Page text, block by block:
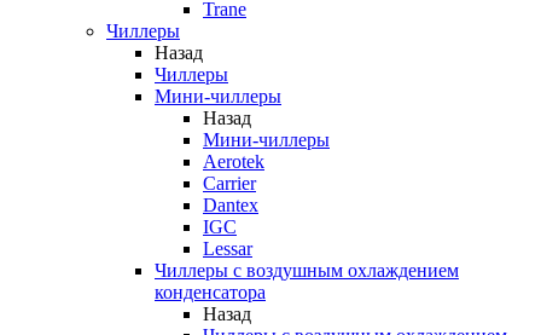
Trane
Чиллеры
Назад
Чиллеры
Мини-чиллеры
Назад
Мини-чиллеры
Aerotek
Carrier
Dantex
IGC
Lessar
Чиллеры с воздушным охлаждением
конденсатора
Назад